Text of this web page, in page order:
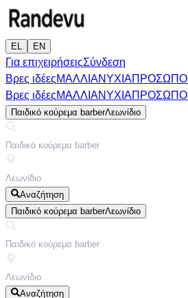
EL EN
Για επιχειρήσειςΣύνδεση
Βρες ιδέεςΜΑΛΛΙΑΝΥΧΙΑΠΡΟΣΩΠΟ
Βρες ιδέεςΜΑΛΛΙΑΝΥΧΙΑΠΡΟΣΩΠΟ
Παιδικό κούρεμα barberΛεωνίδιο
Αναζήτηση
Παιδικό κούρεμα barberΛεωνίδιο
Αναζήτηση